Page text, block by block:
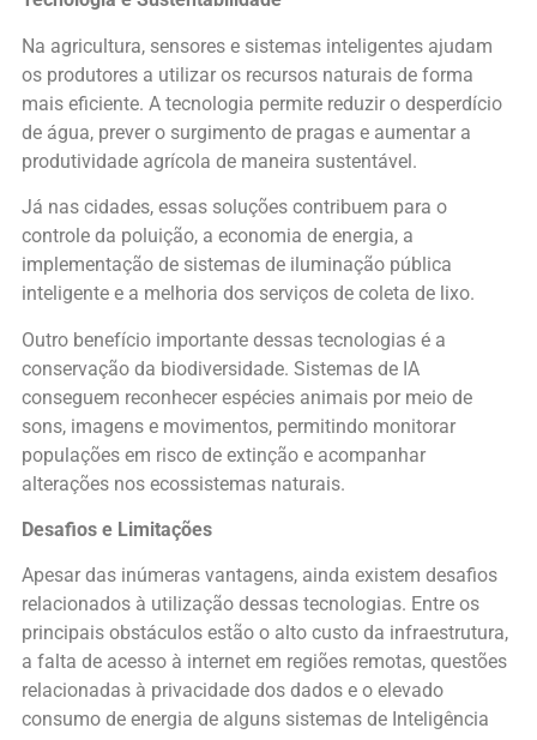
Na agricultura, sensores e sistemas inteligentes ajudam
os produtores a utilizar os recursos naturais de forma
mais eficiente. A tecnologia permite reduzir o desperdício
de água, prever o surgimento de pragas e aumentar a
produtividade agrícola de maneira sustentável.
Já nas cidades, essas soluções contribuem para o
controle da poluição, a economia de energia, a
implementação de sistemas de iluminação pública
inteligente e a melhoria dos serviços de coleta de lixo.
Outro benefício importante dessas tecnologias é a
conservação da biodiversidade. Sistemas de IA
conseguem reconhecer espécies animais por meio de
sons, imagens e movimentos, permitindo monitorar
populações em risco de extinção e acompanhar
alterações nos ecossistemas naturais.
Desafios e Limitações
Apesar das inúmeras vantagens, ainda existem desafios
relacionados à utilização dessas tecnologias. Entre os
principais obstáculos estão o alto custo da infraestrutura,
a falta de acesso à internet em regiões remotas, questões
relacionadas à privacidade dos dados e o elevado
consumo de energia de alguns sistemas de Inteligência